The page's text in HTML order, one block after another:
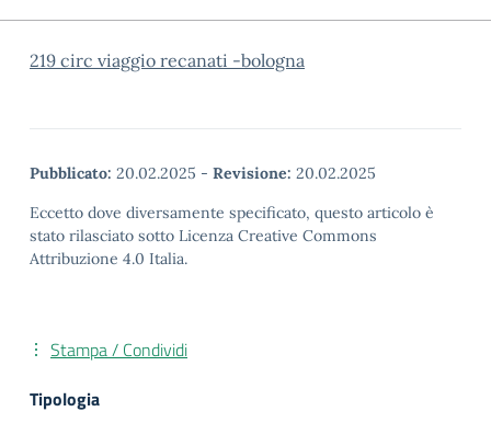
219 circ viaggio recanati -bologna
Pubblicato: 20.02.2025 - Revisione: 20.02.2025
Eccetto dove diversamente specificato, questo articolo è
stato rilasciato sotto Licenza Creative Commons
Attribuzione 4.0 Italia.
Stampa / Condividi
Tipologia